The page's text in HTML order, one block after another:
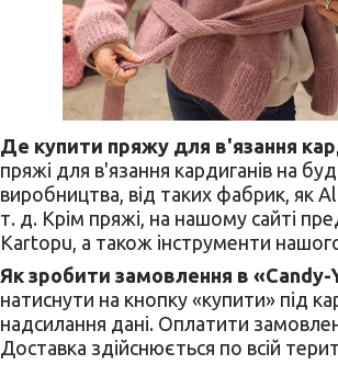
Де купити пряжу для в'язання
пряжі для в'язання кардиганів на
виробництва, від таких фабрик, як
т. д. Крім пряжі, на нашому сайті
Kartopu, а також інструменти
Як зробити замовлення в «Candy-
натиснути на кнопку «купити» під
надсилання дані. Оплатити
Доставка здійснюється по всій